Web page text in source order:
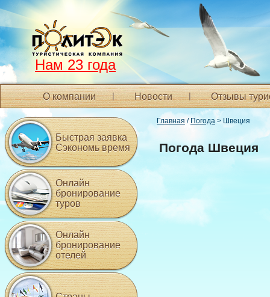
Нам 23 года
О компании Новости Отзывы
Главная / Погода> Швеция
Погода Швеция
Быстрая заявка
Сэкономь время
Онлайн
бронирование
туров
Онлайн
бронирование
отелей